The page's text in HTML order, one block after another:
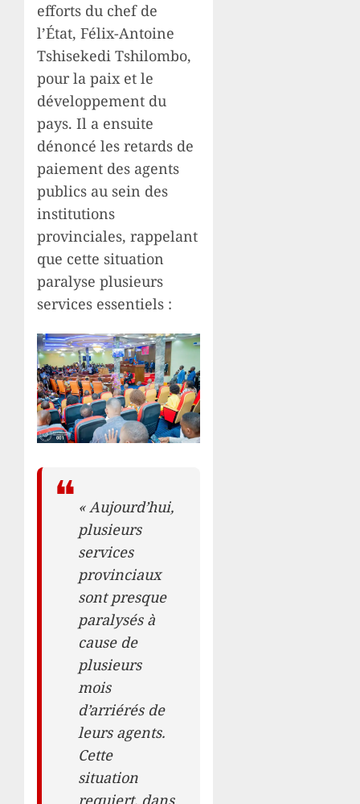
efforts du chef de
l’État, Félix-Antoine
Tshisekedi Tshilombo,
pour la paix et le
développement du
pays. Il a ensuite
dénoncé les retards de
paiement des agents
publics au sein des
institutions
provinciales, rappelant
que cette situation
paralyse plusieurs
services essentiels :
« Aujourd’hui,
plusieurs
services
provinciaux
sont presque
paralysés à
cause de
plusieurs
mois
d’arriérés de
leurs agents.
Cette
situation
requiert, dans